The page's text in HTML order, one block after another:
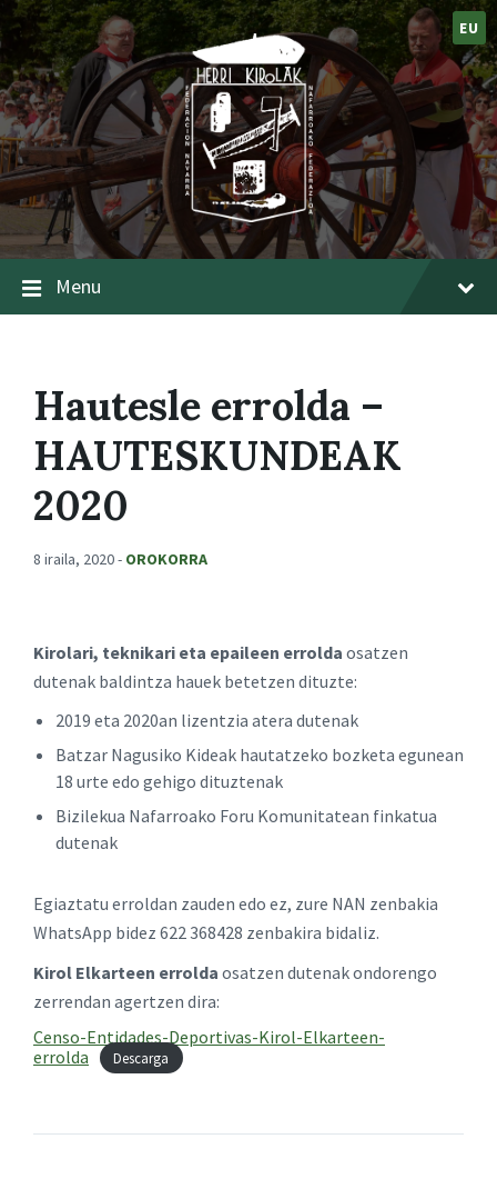
EU
Menu
Hautesle errolda –
HAUTESKUNDEAK
2020
8 iraila, 2020- OROKORRA
Kirolari, teknikari eta epaileen errolda osatzen
dutenak baldintza hauek betetzen dituzte:
2019 eta 2020an lizentzia atera dutenak
Batzar Nagusiko Kideak hautatzeko bozketa egunean
18 urte edo gehigo dituztenak
Bizilekua Nafarroako Foru Komunitatean finkatua
dutenak
Egiaztatu erroldan zauden edo ez, zure NAN zenbakia
WhatsApp bidez 622 368428 zenbakira bidaliz.
Kirol Elkarteen errolda osatzen dutenak ondorengo
zerrendan agertzen dira:
Censo-Entidades-Deportivas-Kirol-Elkarteen-
errolda
Descarga